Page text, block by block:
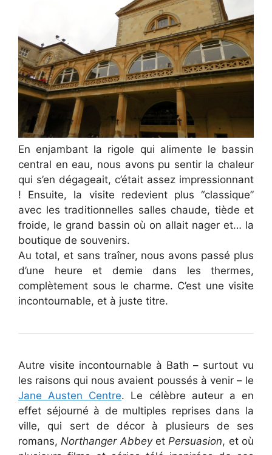
En enjambant la rigole qui alimente le bassin
central en eau, nous avons pu sentir la chaleur
qui s’en dégageait, c’était assez impressionnant
! Ensuite, la visite redevient plus “classique”
avec les traditionnelles salles chaude, tiède et
froide, le grand bassin où on allait nager et… la
boutique de souvenirs.
Au total, et sans traîner, nous avons passé plus
d’une heure et demie dans les thermes,
complètement sous le charme. C’est une visite
incontournable, et à juste titre.
Autre visite incontournable à Bath – surtout vu
les raisons qui nous avaient poussés à venir – le
Jane Austen Centre. Le célèbre auteur a en
effet séjourné à de multiples reprises dans la
ville, qui sert de décor à plusieurs de ses
romans, Northanger Abbeyet Persuasion, et où